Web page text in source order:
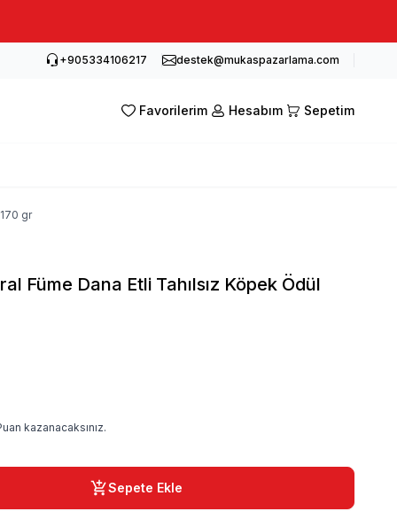
+905334106217 destek@mukaspazarlama.com
Favorilerim Hesabım Sepetim
gr
Füme Dana Etli Tahılsız Köpek Ödül
kazanacaksınız.
Sepete Ekle